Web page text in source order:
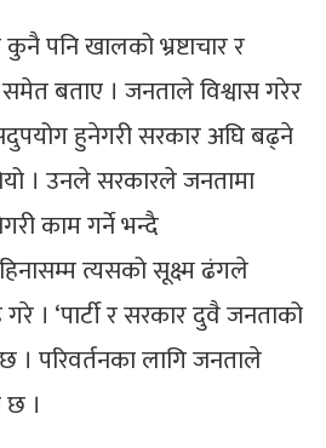
पनि खालको भ्रष्टाचार र
बताए । जनताले विश्वास गरेर
हुनेगरी सरकार अघि बढ्ने
। उनले सरकारले जनतामा
काम गर्ने भन्दै
त्यसको सूक्ष्म ढंगले
गरे । ‘पार्टी र सरकार दुवै जनताको
। परिवर्तनका लागि जनताले
छ ।